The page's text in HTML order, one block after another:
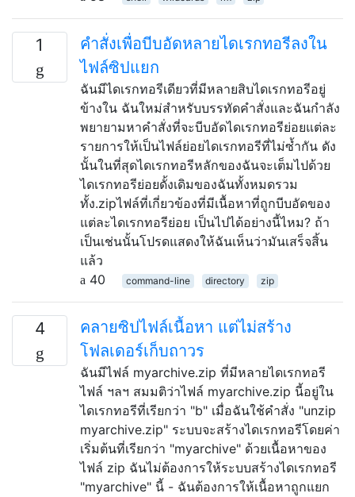
1
คำสั่งเพื่อบีบอัดหลายไดเรกทอรีลงใน
ไฟล์ซิปแยก
ฉันมีไดเรกทอรีเดียวที่มีหลายสิบไดเรกทอรีอยู่
ข้างใน ฉันใหม่สำหรับบรรทัดคำสั่งและฉันกำลัง
พยายามหาคำสั่งที่จะบีบอัดไดเรกทอรีย่อยแต่ละ
รายการให้เป็นไฟล์ย่อยไดเรกทอรีที่ไม่ซ้ำกัน ดัง
นั้นในที่สุดไดเรกทอรีหลักของฉันจะเต็มไปด้วย
ไดเรกทอรีย่อยดั้งเดิมของฉันทั้งหมดรวม
ทั้ง.zipไฟล์ที่เกี่ยวข้องที่มีเนื้อหาที่ถูกบีบอัดของ
แต่ละไดเรกทอรีย่อย เป็นไปได้อย่างนี้ไหม? ถ้า
เป็นเช่นนั้นโปรดแสดงให้ฉันเห็นว่ามันเสร็จสิ้น
แล้ว
40
command-line directory zip
4
คลายซิปไฟล์เนื้อหา แต่ไม่สร้าง
โฟลเดอร์เก็บถาวร
ฉันมีไฟล์ myarchive.zip ที่มีหลายไดเรกทอรี
ไฟล์ ฯลฯ สมมติว่าไฟล์ myarchive.zip นี้อยู่ใน
ไดเรกทอรีที่เรียกว่า "b" เมื่อฉันใช้คำสั่ง "unzip
myarchive.zip" ระบบจะสร้างไดเรกทอรีโดยค่า
เริ่มต้นที่เรียกว่า "myarchive" ด้วยเนื้อหาของ
ไฟล์ zip ฉันไม่ต้องการให้ระบบสร้างไดเรกทอรี
"myarchive" นี้ - ฉันต้องการให้เนื้อหาถูกแยก